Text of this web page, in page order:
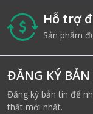
Hỗ trợ
Sản phẩm
ĐĂNG KÝ BẢN
Đăng ký bản tin để
thất mới nhất.